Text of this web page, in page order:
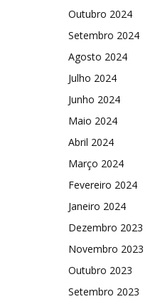
Outubro 2024
Setembro 2024
Agosto 2024
Julho 2024
Junho 2024
Maio 2024
Abril 2024
Março 2024
Fevereiro 2024
Janeiro 2024
Dezembro 2023
Novembro 2023
Outubro 2023
Setembro 2023